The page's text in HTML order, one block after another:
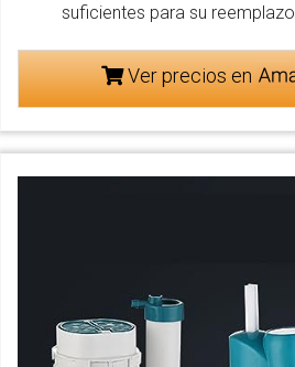
suficientes para su reemplazo.
Ver precios en